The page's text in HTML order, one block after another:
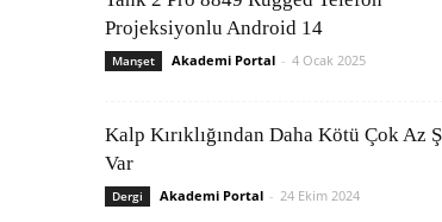
Projeksiyonlu Android 14
Manşet Akademi Portal - 4 Ocak 2025
Kalp Kırıklığından Daha Kötü Çok Az
Var
Dergi Akademi Portal - 24 Ekim 2024